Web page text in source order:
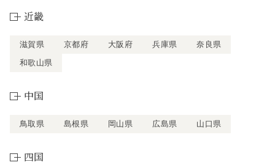
近畿
滋賀県 京都府 大阪府 兵庫県
奈良県
和歌山県
中国
鳥取県 島根県 岡山県 広島県 山口県
四国